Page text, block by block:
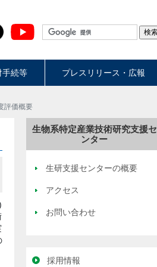
手続等 プレスリリース・広報
評価概要
生物系特定産業技術研究支援セ
ンター
生研支援センターの概要
アクセス
お問い合わせ
採用情報